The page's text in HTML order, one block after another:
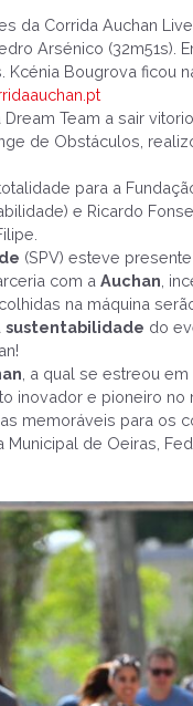
da Corrida Auchan
Arsénico (32m51s).
Bougrova ficou
Team a sair
de Obstáculos,
para a
e Ricardo
(SPV) esteve
com a Auchan ,
na máquina
sustentabilidade do
, a qual se estreou
inovador e pioneiro
memoráveis para os
de Oeiras,